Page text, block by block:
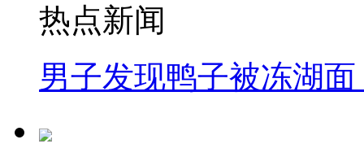
热点新闻
男子发现鸭子被冻湖